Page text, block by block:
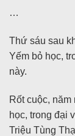
…
Thứ sáu sau
Yếm bỏ học,
này.
Rốt cuộc,
học, trong đại
Triệu Tùng